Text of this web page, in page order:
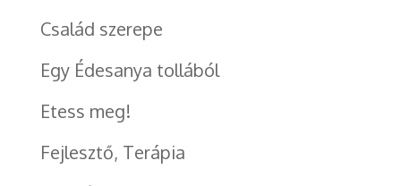
Család szerepe
Egy Édesanya tollából
Etess meg!
Fejlesztő, Terápia